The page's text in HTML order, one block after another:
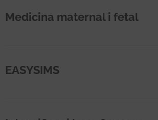
Medicina maternal i fetal
EASYSIMS